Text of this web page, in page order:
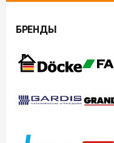
БРЕНДЫ